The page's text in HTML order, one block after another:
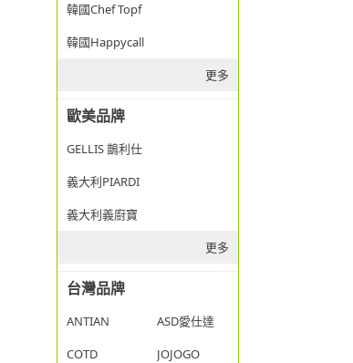
韓國Chef Topf
韓國Happycall
更多
歐美品牌
GELLIS 鵲利仕
義大利PIARDI
義大利義廚寶
更多
台灣品牌
ANTIAN
ASD愛仕達
COTD
JOJOGO